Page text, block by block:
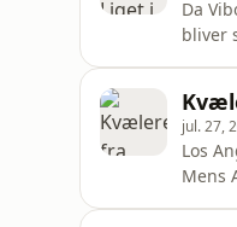
Da
bliver
jul. 27,
Los
Mens